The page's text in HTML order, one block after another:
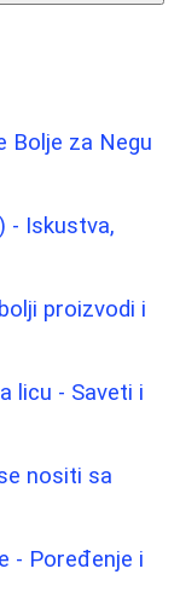
Bolje za Negu
- Iskustva,
proizvodi i
licu - Saveti i
nositi sa
- Poređenje i